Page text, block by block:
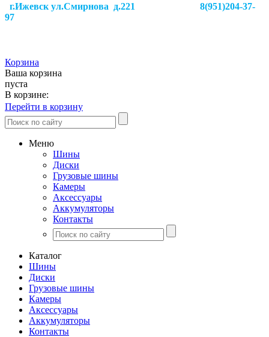
г.Ижевск ул.Смирнова д.221
8(951)204-37-
97
Корзина
Ваша корзина
пуста
В корзине:
Перейти в корзину
Меню
Шины
Диски
Грузовые шины
Камеры
Аксессуары
Аккумуляторы
Контакты
Каталог
Шины
Диски
Грузовые шины
Камеры
Аксессуары
Аккумуляторы
Контакты